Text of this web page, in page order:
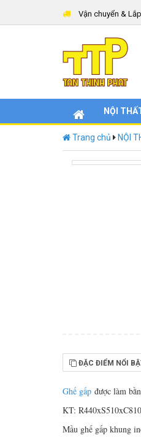
Vận chuyển &
NỘI
Trang chủ NỘI
ĐẶC ĐIỂM NỔI
Ghế gấp được làm
KT: R440xS510xC810
Mầu ghế gấp khung